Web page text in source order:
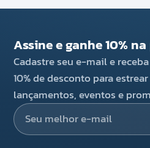
Assine e ganhe 10%
Cadastre seu e-mail e
10% de desconto para
lançamentos, eventos e